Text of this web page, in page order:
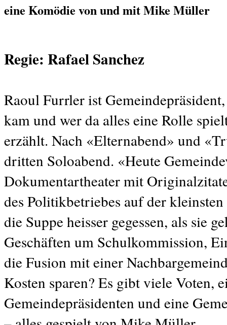
eine Komödie von und mit Mike Müller
Regie: Rafael Sanchez
Raoul Furrler ist
kam und wer da alles eine Rolle
erzählt. Nach «Elternabend» und
dritten Soloabend. «Heute
Dokumentartheater mit
des Politikbetriebes auf der
die Suppe heisser gegessen, als sie
Geschäften um Schulkommission,
die Fusion mit einer
Kosten sparen? Es gibt viele Voten,
Gemeindepräsidenten und eine